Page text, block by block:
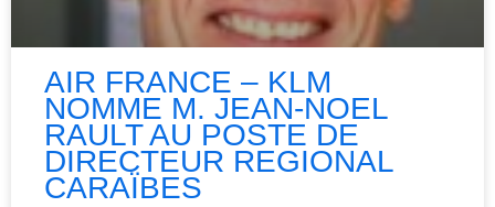
AIR FRANCE – KLM
NOMME M. JEAN-NOEL
RAULT AU POSTE DE
DIRECTEUR REGIONAL
CARAÏBES